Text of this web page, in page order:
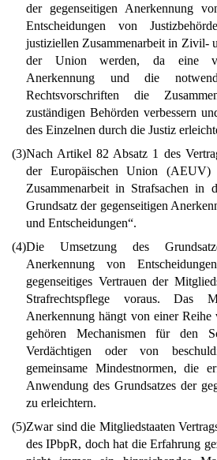
der gegenseitigen Anerkennung
Entscheidungen von
justiziellen Zusammenarbeit in Zivil-
der Union werden, da eine
Anerkennung und die
Rechtsvorschriften die
zuständigen Behörden verbessern
des Einzelnen durch die Justiz
(3)Nach Artikel 82 Absatz 1 des
der Europäischen Union (AEUV)
Zusammenarbeit in Strafsachen
Grundsatz der gegenseitigen
und Entscheidungen“.
(4)Die Umsetzung des
Anerkennung von
gegenseitiges Vertrauen der
Strafrechtspflege voraus. Das
Anerkennung hängt von einer Reihe
gehören Mechanismen für den
Verdächtigen oder von
gemeinsame Mindestnormen, die
Anwendung des Grundsatzes der
zu erleichtern.
(5)Zwar sind die Mitgliedstaaten
des IPbpR, doch hat die Erfahrung